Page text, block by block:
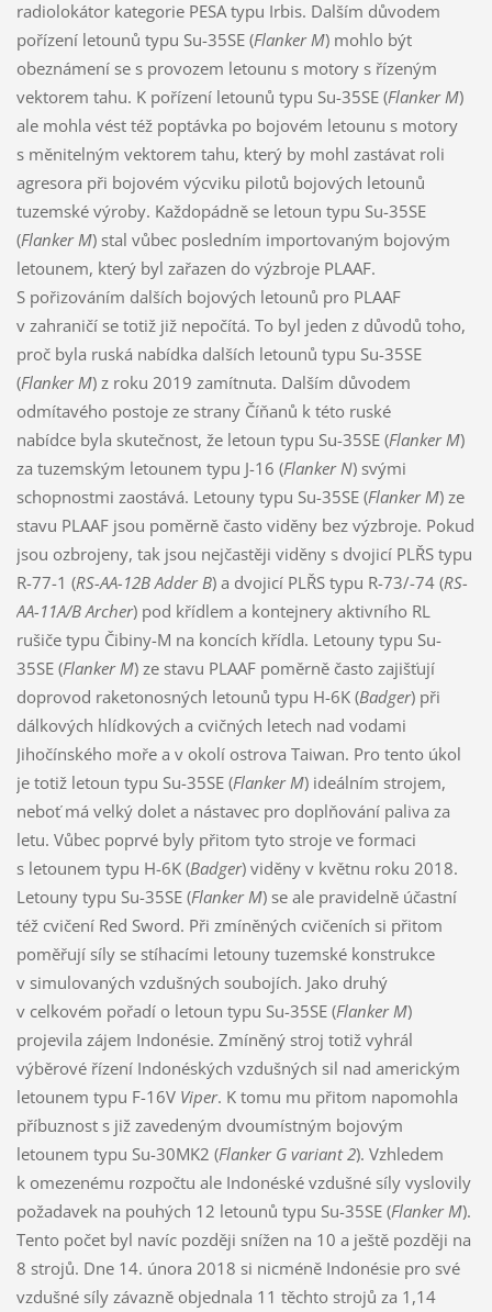
radiolokátor kategorie PESA typu Irbis. Dalším důvodem
pořízení letounů typu Su-35SE (Flanker M) mohlo být
obeznámení se s provozem letounu s motory s řízeným
vektorem tahu. K pořízení letounů typu Su-35SE (Flanker M)
ale mohla vést též poptávka po bojovém letounu s motory
s měnitelným vektorem tahu, který by mohl zastávat roli
agresora při bojovém výcviku pilotů bojových letounů
tuzemské výroby. Každopádně se letoun typu Su-35SE
(Flanker M) stal vůbec posledním importovaným bojovým
letounem, který byl zařazen do výzbroje PLAAF.
S pořizováním dalších bojových letounů pro PLAAF
v zahraničí se totiž již nepočítá. To byl jeden z důvodů toho,
proč byla ruská nabídka dalších letounů typu Su-35SE
(Flanker M) z roku 2019 zamítnuta. Dalším důvodem
odmítavého postoje ze strany Číňanů k této ruské
nabídce byla skutečnost, že letoun typu Su-35SE (Flanker M)
za tuzemským letounem typu J-16 (Flanker N) svými
schopnostmi zaostává. Letouny typu Su-35SE (Flanker M) ze
stavu PLAAF jsou poměrně často viděny bez výzbroje. Pokud
jsou ozbrojeny, tak jsou nejčastěji viděny s dvojicí PLŘS typu
R-77-1 (RS-AA-12B Adder B) a dvojicí PLŘS typu R-73/-74 (RS-
AA-11A/B Archer) pod křídlem a kontejnery aktivního RL
rušiče typu Čibiny-M na koncích křídla. Letouny typu Su-
35SE (Flanker M) ze stavu PLAAF poměrně často zajišťují
doprovod raketonosných letounů typu H-6K (Badger) při
dálkových hlídkových a cvičných letech nad vodami
Jihočínského moře a v okolí ostrova Taiwan. Pro tento úkol
je totiž letoun typu Su-35SE (Flanker M) ideálním strojem,
neboť má velký dolet a nástavec pro doplňování paliva za
letu. Vůbec poprvé byly přitom tyto stroje ve formaci
s letounem typu H-6K (Badger) viděny v květnu roku 2018.
Letouny typu Su-35SE (Flanker M) se ale pravidelně účastní
též cvičení Red Sword. Při zmíněných cvičeních si přitom
poměřují síly se stíhacími letouny tuzemské konstrukce
v simulovaných vzdušných soubojích. Jako druhý
v celkovém pořadí o letoun typu Su-35SE (Flanker M)
projevila zájem Indonésie. Zmíněný stroj totiž vyhrál
výběrové řízení Indonéských vzdušných sil nad americkým
letounem typu F-16V Viper. K tomu mu přitom napomohla
příbuznost s již zavedeným dvoumístným bojovým
letounem typu Su-30MK2 (Flanker G variant 2). Vzhledem
k omezenému rozpočtu ale Indonéské vzdušné síly vyslovily
požadavek na pouhých 12 letounů typu Su-35SE (Flanker M).
Tento počet byl navíc později snížen na 10 a ještě později na
8 strojů. Dne 14. února 2018 si nicméně Indonésie pro své
vzdušné síly závazně objednala 11 těchto strojů za 1,14